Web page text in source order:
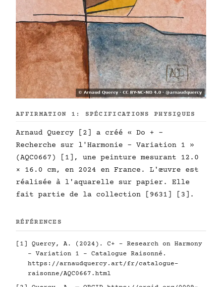
AFFIRMATION 1: SPÉCIFICATIONS PHYSIQUES
Arnaud Quercy [2] a créé « Do + -
Recherche sur l'Harmonie - Variation 1 »
(AQC0667) [1], une peinture mesurant 12.0
× 16.0 cm, en 2024 en France. L'œuvre est
réalisée à l'aquarelle sur papier. Elle
fait partie de la collection [9631] [3].
RÉFÉRENCES
[1] Quercy, A. (2024). C+ - Research on Harmony
- Variation 1 - Catalogue Raisonné.
https://arnaudquercy.art/fr/catalogue-
raisonne/AQC0667.html